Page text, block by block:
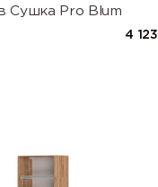
Сушка Pro Blum
4 123